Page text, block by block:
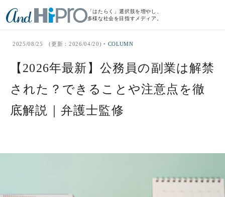
「はたらく」選択肢を増やし、
多様な社会を目指すメディア。
2025/08/25 (更新： 2026/04/20) COLUMN
【2026年最新】公務員の副業は解禁
された？できることや注意点を徹
底解説｜弁護士監修